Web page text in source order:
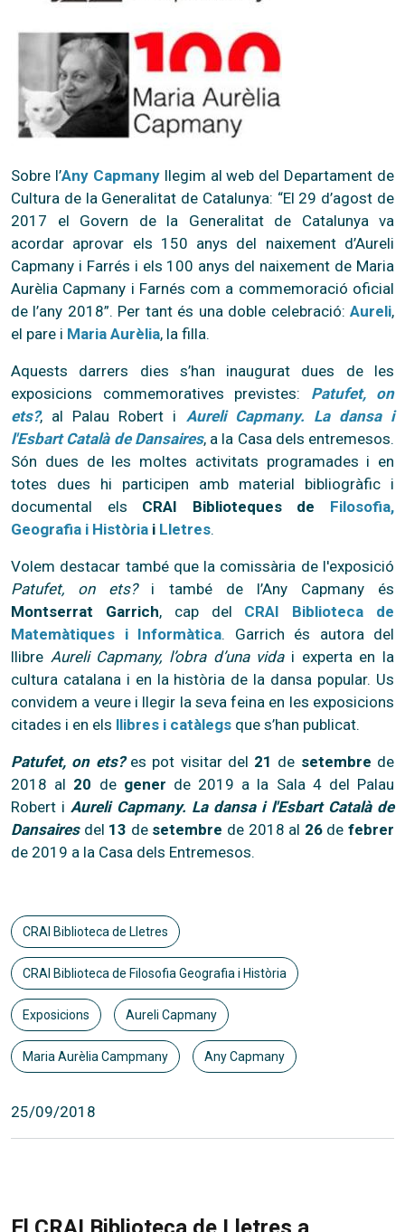
Sobre l’Any Capmanyllegim al web del Departament de
Cultura de la Generalitat de Catalunya: “El 29 d’agost de
2017 el Govern de la Generalitat de Catalunya va
acordar aprovar els 150 anys del naixement d’Aureli
Capmany i Farrés i els 100 anys del naixement de Maria
Aurèlia Capmany i Farnés com a commemoració oficial
de l’any 2018”. Per tant és una doble celebració: Aureli,
el pare i Maria Aurèlia, la filla.
Aquests darrers dies s’han inaugurat dues de les
exposicions commemoratives previstes: Patufet, on
ets?, al Palau Robert i Aureli Capmany. La dansa i
l'Esbart Català de Dansaires, a la Casa dels entremesos.
Són dues de les moltes activitats programades i en
totes dues hi participen amb material bibliogràfic i
documental els CRAI Biblioteques de Filosofia,
Geografia i Història i Lletres.
Volem destacar també que la comissària de l'exposició
Patufet, on ets?i també de l’Any Capmany és
Montserrat Garrich, cap del CRAI Biblioteca de
Matemàtiques i Informàtica. Garrich és autora del
llibre Aureli Capmany, l’obra d’una vidai experta en la
cultura catalana i en la història de la dansa popular. Us
convidem a veure i llegir la seva feina en les exposicions
citades i en els llibres i catàlegs que s’han publicat.
Patufet, on ets?es pot visitar del 21 de setembre de
2018 al 20 degener de 2019 a la Sala 4 del Palau
Robert i Aureli Capmany. La dansa i l'Esbart Català de
Dansaires del 13 desetembre de 2018 al 26 de febrer
de 2019 a la Casa dels Entremesos.
CRAI Biblioteca de Lletres
CRAI Biblioteca de Filosofia Geografia i Història
Exposicions Aureli Capmany
Maria Aurèlia Campmany Any Capmany
25/09/2018